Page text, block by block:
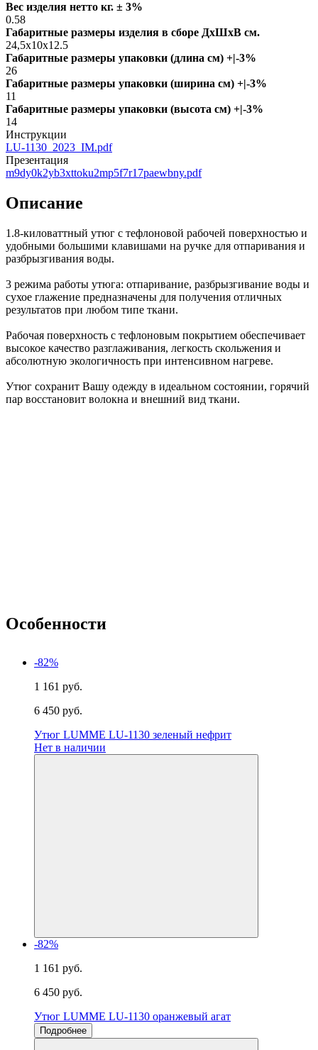
Вес изделия нетто кг. ± 3%
0.58
Габаритные размеры изделия в сборе ДxШxВ см.
24,5x10x12.5
Габаритные размеры упаковки (длина см) +|-3%
26
Габаритные размеры упаковки (ширина см) +|-3%
11
Габаритные размеры упаковки (высота см) +|-3%
14
Инструкции
LU-1130_2023_IM.pdf
Презентация
m9dy0k2yb3xttoku2mp5f7r17paewbny.pdf
Описание
1.8-киловаттный утюг с тефлоновой рабочей поверхностью и
удобными большими клавишами на ручке для отпаривания и
разбрызгивания воды.
3 режима работы утюга: отпаривание, разбрызгивание воды и
сухое глажение предназначены для получения отличных
результатов при любом типе ткани.
Рабочая поверхность с тефлоновым покрытием обеспечивает
высокое качество разглаживания, легкость скольжения и
абсолютную экологичность при интенсивном нагреве.
Утюг сохранит Вашу одежду в идеальном состоянии, горячий
пар восстановит волокна и внешний вид ткани.
Особенности
-82%
1 161 руб.
6 450 руб.
Утюг LUMME LU-1130 зеленый нефрит
Нет в наличии
-82%
1 161 руб.
6 450 руб.
Утюг LUMME LU-1130 оранжевый агат
Подробнее